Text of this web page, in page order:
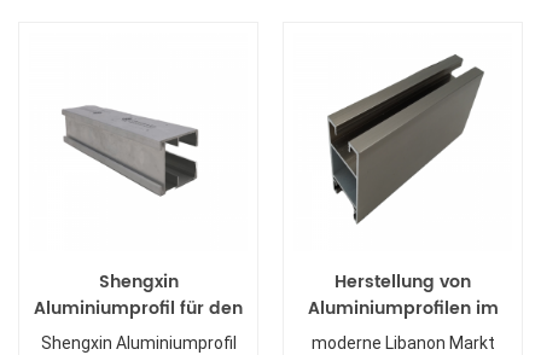
Shengxin
Aluminiumprofil für den
Libanon
Shengxin Aluminiumprofil
Herstellung von
Aluminiumprofilen im
modernen Libanonmarkt
moderne Libanon Markt